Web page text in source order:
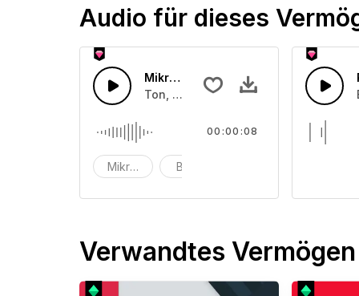
Audio für dieses
Mikrofonstaub
Ton, der beim Einstecken eines
Mikrofon Bugs
00:00:08
Verwandtes Vermögen